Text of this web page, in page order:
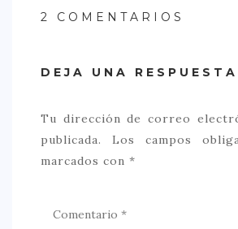
2 COMENTARIOS
DEJA UNA RESPUESTA
Tu dirección de correo
publicada.
Los campos
marcados con *